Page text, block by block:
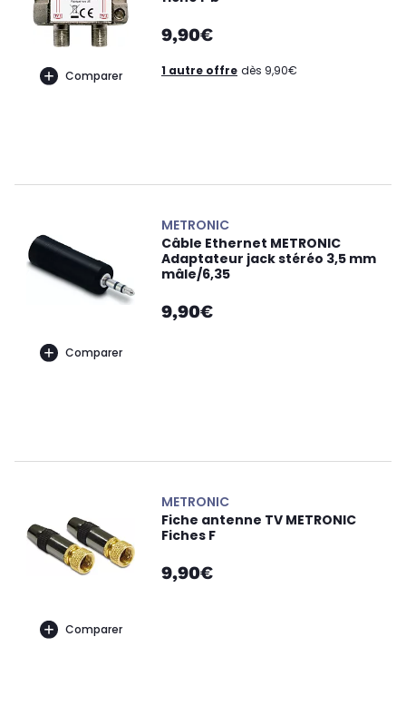
Comparer
9,90€
1 autre offre dès 9,90€
Comparer
METRONIC
Câble Ethernet METRONIC
Adaptateur jack stéréo 3,5 mm
mâle/6,35
9,90€
Comparer
METRONIC
Fiche antenne TV METRONIC
Fiches F
9,90€